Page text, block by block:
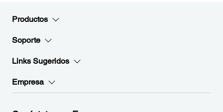
Productos
Soporte
Links Sugeridos
Empresa